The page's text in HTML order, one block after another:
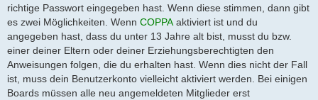
richtige Passwort eingegeben hast. Wenn diese stimmen, dann gibt
es zwei Möglichkeiten. Wenn COPPA aktiviert ist und du
angegeben hast, dass du unter 13 Jahre alt bist, musst du bzw.
einer deiner Eltern oder deiner Erziehungsberechtigten den
Anweisungen folgen, die du erhalten hast. Wenn dies nicht der Fall
ist, muss dein Benutzerkonto vielleicht aktiviert werden. Bei einigen
Boards müssen alle neu angemeldeten Mitglieder erst